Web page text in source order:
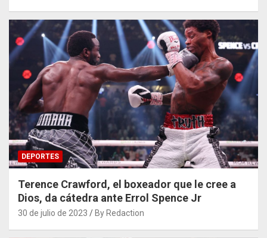
DEPORTES
Terence Crawford, el boxeador que le cree a
Dios, da cátedra ante Errol Spence Jr
30 de julio de 2023 By Redaction